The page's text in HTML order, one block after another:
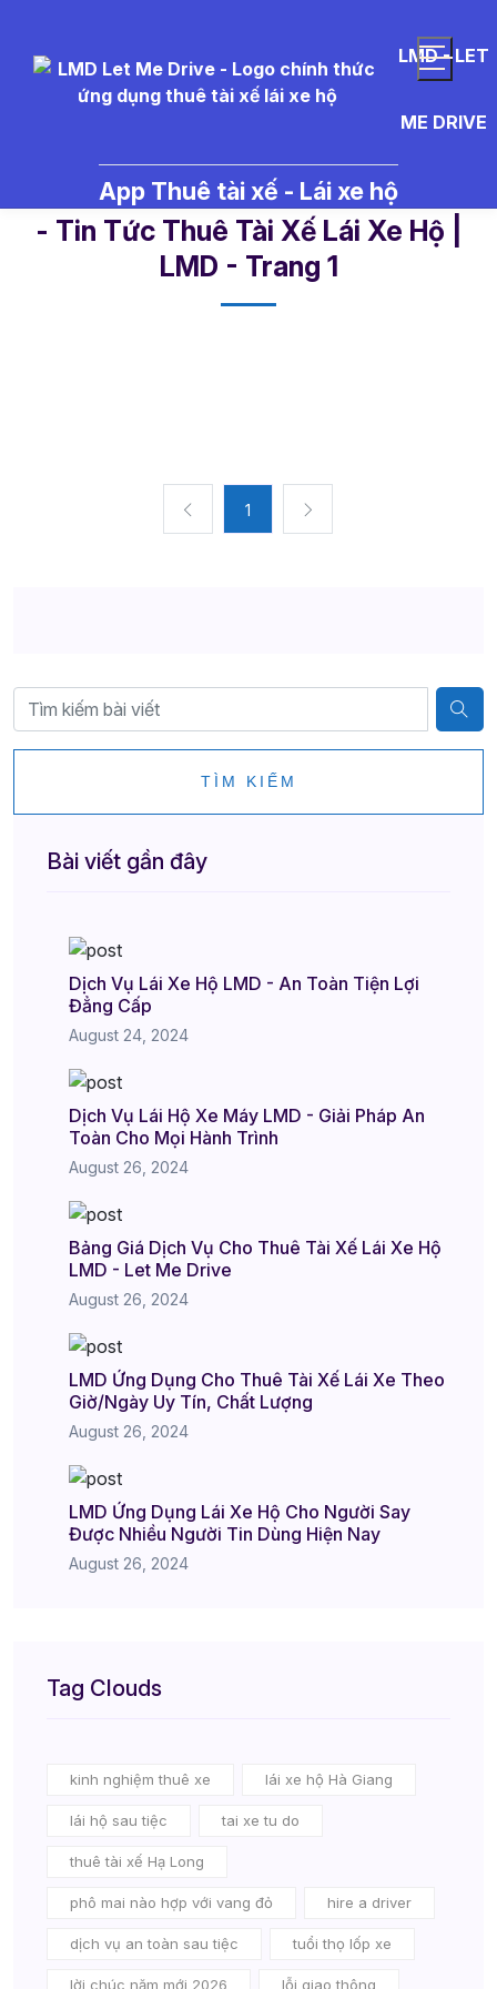
LMD - LET
ME DRIVE
App Thuê tài xế - Lái xe hộ
- Tin Tức Thuê Tài Xế Lái Xe Hộ |
LMD - Trang 1​
1
TÌM KIẾM
Bài viết gần đây
Dịch Vụ Lái Xe Hộ LMD - An Toàn Tiện Lợi
Đẳng Cấp
August 24, 2024
Dịch Vụ Lái Hộ Xe Máy LMD - Giải Pháp An
Toàn Cho Mọi Hành Trình
August 26, 2024
Bảng Giá Dịch Vụ Cho Thuê Tài Xế Lái Xe Hộ
LMD - Let Me Drive
August 26, 2024
LMD Ứng Dụng Cho Thuê Tài Xế Lái Xe Theo
Giờ/Ngày Uy Tín, Chất Lượng
August 26, 2024
LMD Ứng Dụng Lái Xe Hộ Cho Người Say
Được Nhiều Người Tin Dùng Hiện Nay
August 26, 2024
Tag Clouds
kinh nghiệm thuê xe lái xe hộ Hà Giang
lái hộ sau tiệc tai xe tu do
thuê tài xế Hạ Long
phô mai nào hợp với vang đỏ hire a driver
dịch vụ an toàn sau tiệc tuổi thọ lốp xe
lời chúc năm mới 2026 lỗi giao thông